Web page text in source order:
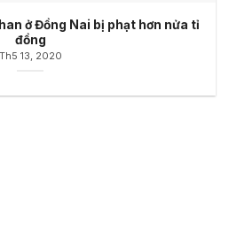
ở Đồng Nai bị phạt hơn nửa tỉ
đồng
Th5 13, 2020